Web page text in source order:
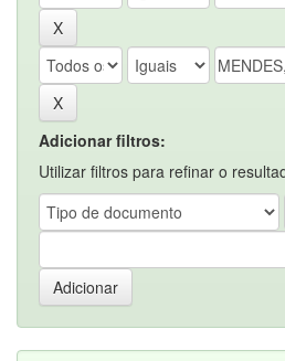
Adicionar filtros:
Utilizar filtros para refinar o